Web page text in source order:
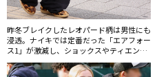
昨冬ブレイクしたレオパード柄は男性にも
浸透。ナイキでは定番だった「エアフォー
ス1」が激減し、ショックスやティエンポ
といったシュッとしたノーズのモデルが台
頭している。